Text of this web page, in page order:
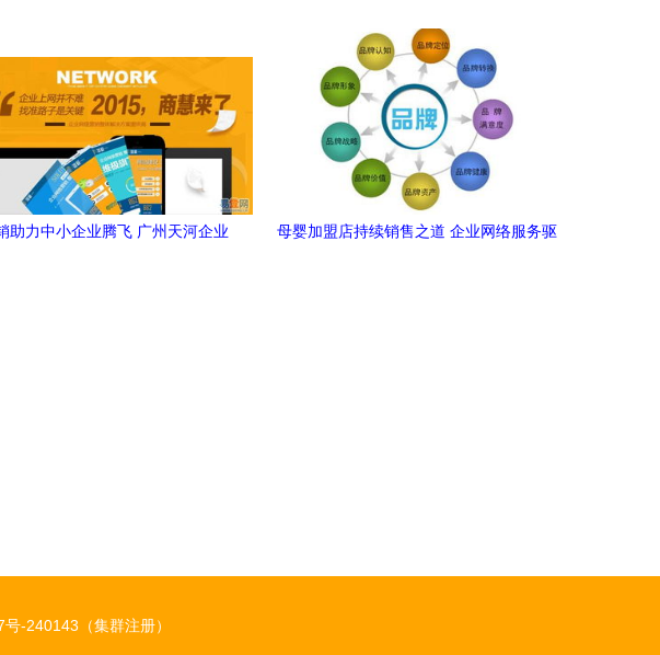
助力中小企业腾飞 广州天河企业
母婴加盟店持续销售之道 企业网络服务驱
-240143（集群注册）